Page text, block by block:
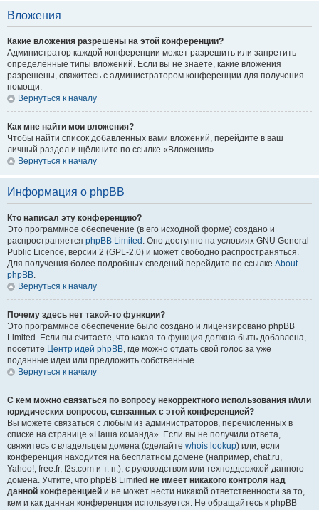
Вложения
Какие вложения разрешены на этой конференции?
Администратор каждой конференции может разрешить или запретить
определённые типы вложений. Если вы не знаете, какие вложения
разрешены, свяжитесь с администратором конференции для получения
помощи.
Вернуться к началу
Как мне найти мои вложения?
Чтобы найти список добавленных вами вложений, перейдите в ваш
личный раздел и щёлкните по ссылке «Вложения».
Вернуться к началу
Информация о phpBB
Кто написал эту конференцию?
Это программное обеспечение (в его исходной форме) создано и
распространяется phpBB Limited . Оно доступно на условиях GNU General
Public Licence, версии 2 (GPL-2.0) и может свободно распространяться.
Для получения более подробных сведений перейдите по ссылке About
phpBB.
Вернуться к началу
Почему здесь нет такой-то функции?
Это программное обеспечение было создано и лицензировано phpBB
Limited. Если вы считаете, что какая-то функция должна быть добавлена,
посетите Центр идей phpBB, где можно отдать свой голос за уже
поданные идеи или предложить собственные.
Вернуться к началу
С кем можно связаться по вопросу некорректного использования и/или
юридических вопросов, связанных с этой конференцией?
Вы можете связаться с любым из администраторов, перечисленных в
списке на странице «Наша команда». Если вы не получили ответа,
свяжитесь с владельцем домена (сделайте whois lookup) или, если
конференция находится на бесплатном домене (например, chat.ru,
Yahoo!, free.fr, f2s.com и т. п.), с руководством или техподдержкой данного
домена. Учтите, что phpBB Limited не имеет никакого контроля над
данной конференцией и не может нести никакой ответственности за то,
кем и как данная конференция используется. Не обращайтесь к phpBB